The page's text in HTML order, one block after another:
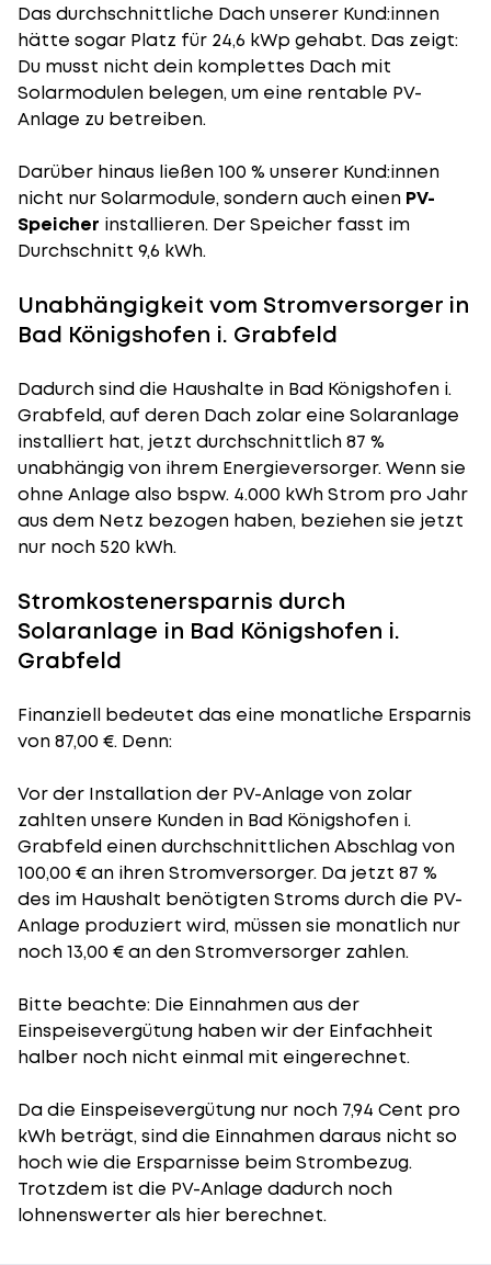
Das durchschnittliche Dach unserer Kund:innen
hätte sogar Platz für 24,6 kWp gehabt. Das zeigt:
Du musst nicht dein komplettes Dach mit
Solarmodulen belegen, um eine rentable PV-
Anlage zu betreiben.
Darüber hinaus ließen 100 % unserer Kund:innen
nicht nur Solarmodule, sondern auch einen PV-
Speicher installieren. Der Speicher fasst im
Durchschnitt 9,6 kWh.
Unabhängigkeit vom Stromversorger in
Bad Königshofen i. Grabfeld
Dadurch sind die Haushalte in Bad Königshofen i.
Grabfeld, auf deren Dach zolar eine Solaranlage
installiert hat, jetzt durchschnittlich 87 %
unabhängig von ihrem Energieversorger. Wenn sie
ohne Anlage also bspw. 4.000 kWh Strom pro Jahr
aus dem Netz bezogen haben, beziehen sie jetzt
nur noch 520 kWh.
Stromkostenersparnis durch
Solaranlage in Bad Königshofen i.
Grabfeld
Finanziell bedeutet das eine monatliche Ersparnis
von 87,00 €. Denn:
Vor der Installation der PV-Anlage von zolar
zahlten unsere Kunden in Bad Königshofen i.
Grabfeld einen durchschnittlichen Abschlag von
100,00 € an ihren Stromversorger. Da jetzt 87 %
des im Haushalt benötigten Stroms durch die PV-
Anlage produziert wird, müssen sie monatlich nur
noch 13,00 € an den Stromversorger zahlen.
Bitte beachte: Die Einnahmen aus der
Einspeisevergütung haben wir der Einfachheit
halber noch nicht einmal mit eingerechnet.
Da die Einspeisevergütung nur noch 7,94 Cent pro
kWh beträgt, sind die Einnahmen daraus nicht so
hoch wie die Ersparnisse beim Strombezug.
Trotzdem ist die PV-Anlage dadurch noch
lohnenswerter als hier berechnet.